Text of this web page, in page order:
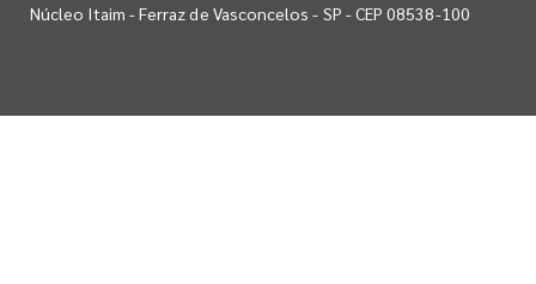
Núcleo Itaim - Ferraz de Vasconcelos - SP - CEP 08538-100